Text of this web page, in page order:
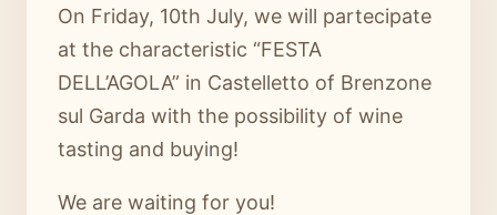
On Friday, 10th July, we will partecipate
at the characteristic “FESTA
DELL’AGOLA” in Castelletto of Brenzone
sul Garda with the possibility of wine
tasting and buying!
We are waiting for you!